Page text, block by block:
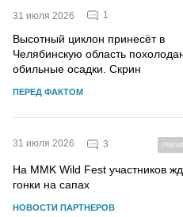
31 июля 2026 1
Высотный циклон принесёт в
Челябинскую область
обильные осадки. Скрин
ПЕРЕД ФАКТОМ
31 июля 2026 3
На MMK Wild Fest участников
гонки на сапах
НОВОСТИ ПАРТНЕРОВ